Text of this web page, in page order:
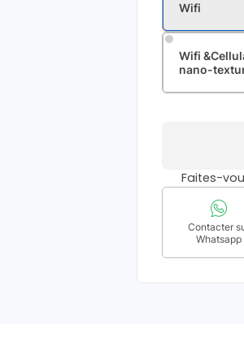
Wifi
Wifi
nano-
Faites-
Contacter
Whatsapp